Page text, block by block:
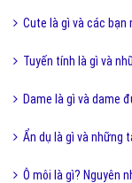
Cute là gì và các
Tuyến tính là gì và
Dame là gì và dame
Ẩn dụ là gì và những
Ô môi là gì? Nguyên